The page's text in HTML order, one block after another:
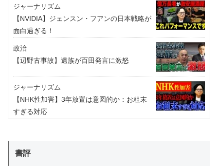
ジャーナリズム
【NVIDIA】ジェンスン・フアンの日本戦略が
面白過ぎる！
政治
【辺野古事故】遺族が百田発言に激怒
ジャーナリズム
【NHK性加害】3年放置は意図的か：お粗末
すぎる対応
書評